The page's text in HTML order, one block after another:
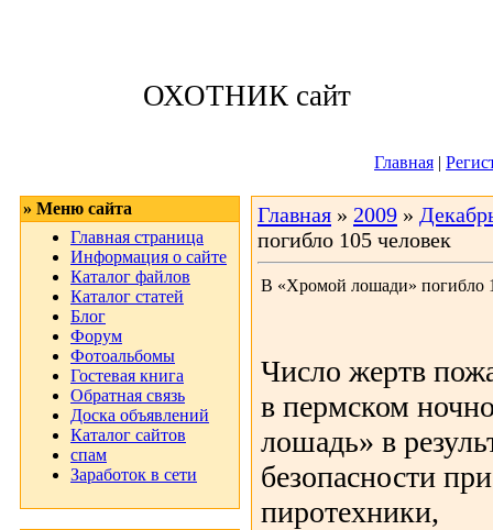
ОХОТНИК сайт
Главная |
» Меню сайта
Главная страница
Информация о сайте
Каталог файлов
Каталог статей
Блог
Форум
Фотоальбомы
Гостевая книга
Обратная связь
Доска объявлений
Каталог сайтов
спам
Заработок в сети
Главная » 2009 »
погибло 105 человек
В «Хромой лошади» погибло
Число жертв
в пермском
лошадь» в
безопасности
пиротехники,